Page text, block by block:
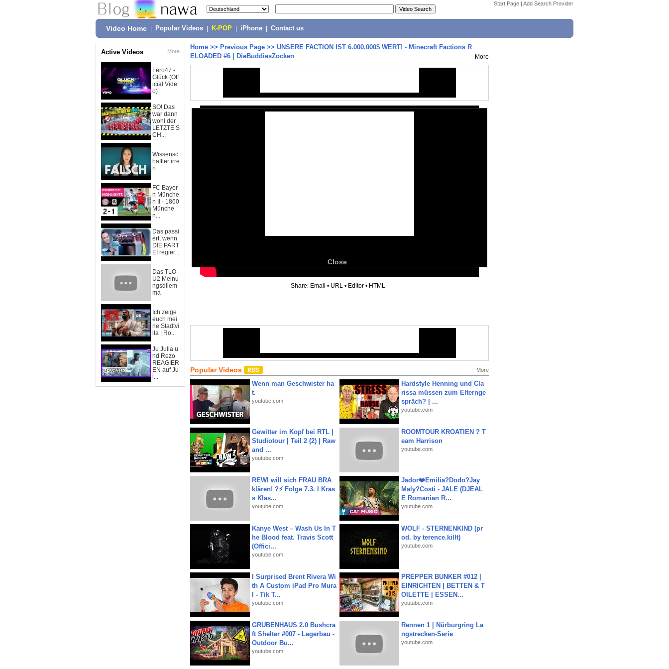
Start Page | Add Search Provider
Video Home Popular Videos K-POP iPhone Contact us
Active Videos More
Fero47 -
Glück (Off
icial Vide
o)
SO! Das
war dann
wohl der
LETZTE S
CH...
Wissensc
haftler irre
n
FC Bayer
n Münche
n II - 1860
Münche
n...
Das passi
ert, wenn
DIE PART
EI regier...
Das TLO
U2 Meinu
ngsdilem
ma
Ich zeige
euch mei
ne Stadtvi
lla | Ro...
Ju Julia u
nd Rezo
REAGIER
EN auf Ju
l...
Home >> Previous Page >> UNSERE FACTION IST 6.000.000$ WERT! - Minecraft Factions R
ELOADED #6 | DieBuddiesZocken
More
Close
Share: Email • URL • Editor • HTML
Popular Videos More
Wenn man Geschwister ha
t.
youtube.com
Hardstyle Henning und Cla
rissa müssen zum Elternge
spräch? | ...
youtube.com
Gewitter im Kopf bei RTL |
Studiotour | Teil 2 (2) | Raw
and ...
youtube.com
ROOMTOUR KROATIEN ? T
eam Harrison
youtube.com
REWI will sich FRAU BRA
klären! ?⚡️ Folge 7.3. I Kras
s Klas...
youtube.com
Jador❤️Emilia?Dodo?Jay
Maly?Costi - JALE (DJEAL
E Romanian R...
youtube.com
Kanye West – Wash Us In T
he Blood feat. Travis Scott
(Offici...
youtube.com
WOLF - STERNENKIND (pr
od. by terence.killt)
youtube.com
I Surprised Brent Rivera Wi
th A Custom iPad Pro Mura
l - Tik T...
youtube.com
PREPPER BUNKER #012 |
EINRICHTEN | BETTEN & T
OILETTE | ESSEN...
youtube.com
GRUBENHAUS 2.0 Bushcra
ft Shelter #007 - Lagerbau -
Outdoor Bu...
youtube.com
Rennen 1 | Nürburgring La
ngstrecken-Serie
youtube.com